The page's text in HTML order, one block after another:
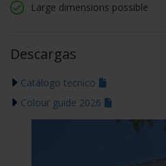
Large dimensions possible
Descargas
Catálogo tecnico
Colour guide 2026